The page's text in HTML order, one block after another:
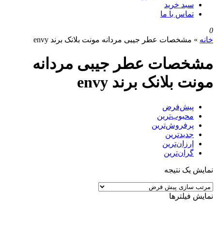
سبد خرید
تماس با ما
0
خانه » مشخصات عطر جیبی مردانه مونت بلانک برند envy
مشخصات عطر جیبی مردانه
مونت بلانک برند envy
پیش‌فرض
محبوب‌ترین
پرفروش‌ترین
جدیدترین
ارزان‌ترین
گران‌ترین
نمایش یک نتیجه
نمایش فیلترها